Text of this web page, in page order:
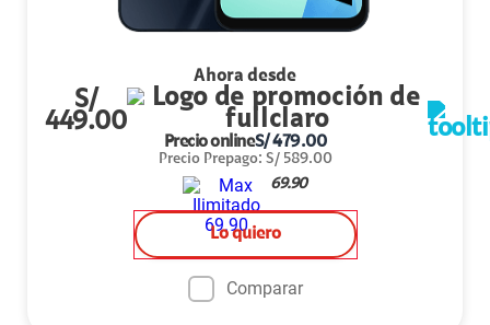
Ahora desde
S/
449.00
Precio onlineS/479.00
Precio Prepago: S/ 589.00
69.90
Lo quiero
Comparar